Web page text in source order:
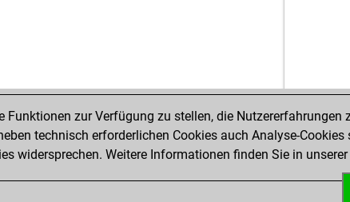
zur Verfügung zu stellen, die Nutzererfahrungen
technisch erforderlichen Cookies auch Analyse-
widersprechen. Weitere Informationen finden Sie in unserer